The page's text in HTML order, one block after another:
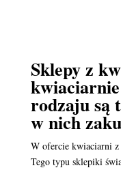
Sklepy z
rodzaju są
w nich
W ofercie kwiaciarni z
Tego typu sklepiki